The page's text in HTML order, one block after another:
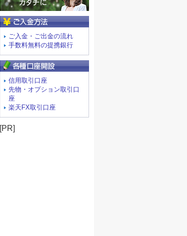
ご入金・ご出金の流れ
手数料無料の提携銀行
信用取引口座
先物・オプション取引口
座
楽天FX取引口座
[PR]